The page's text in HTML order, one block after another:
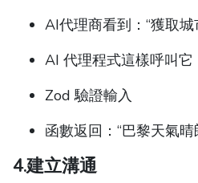
AI代理商看到：“獲取
AI 代理程式這樣呼叫它
Zod 驗證輸入
函數返回：“巴黎天氣晴
4.建立溝通